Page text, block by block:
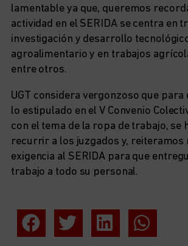
lamentable ya que, queremos
actividad en el SERIDA se centra en
investigación y desarrollo
agroalimentario y en trabajos
entre otros.
UGT considera vergonzoso que para
lo estipulado en el V Convenio
con el tema de la ropa de trabajo, se
recurrir a los juzgados y, reiteramos
exigencia al SERIDA para que
trabajo a todo su personal.